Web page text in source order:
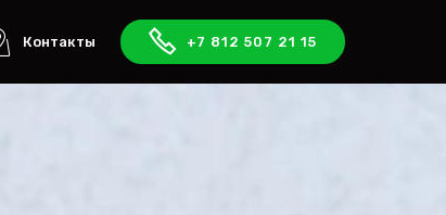
Контакты +7 812 507 21 15